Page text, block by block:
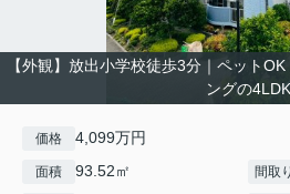
【外観】放出小学校徒歩3分｜ペット
ングの4LDK
価格 4,099万円
面積 93.52㎡ 間取り